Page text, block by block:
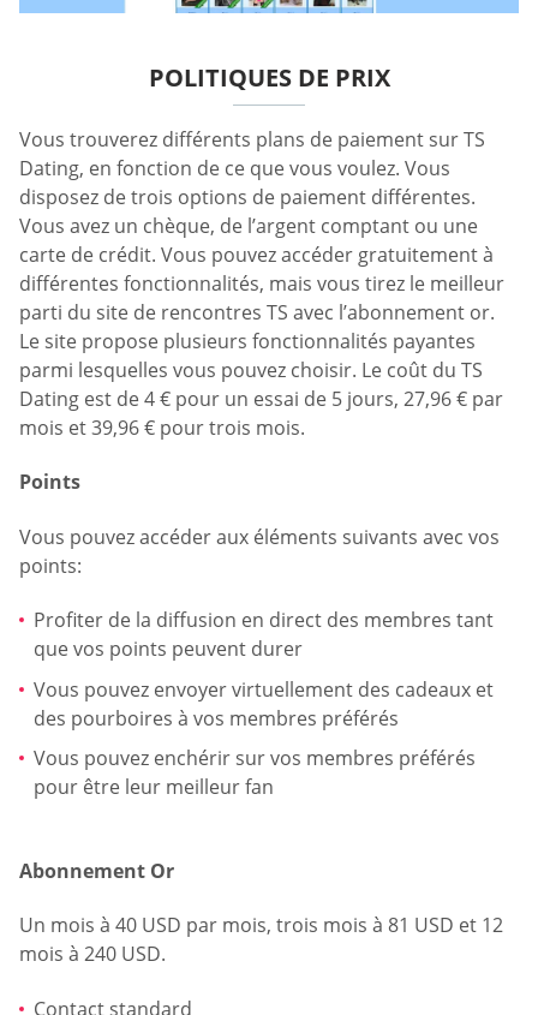
POLITIQUES DE PRIX
Vous trouverez différents plans de paiement sur TS
Dating, en fonction de ce que vous voulez. Vous
disposez de trois options de paiement différentes.
Vous avez un chèque, de l’argent comptant ou une
carte de crédit. Vous pouvez accéder gratuitement à
différentes fonctionnalités, mais vous tirez le meilleur
parti du site de rencontres TS avec l’abonnement or.
Le site propose plusieurs fonctionnalités payantes
parmi lesquelles vous pouvez choisir. Le coût du TS
Dating est de 4 € pour un essai de 5 jours, 27,96 € par
mois et 39,96 € pour trois mois.
Points
Vous pouvez accéder aux éléments suivants avec vos
points:
Profiter de la diffusion en direct des membres tant
que vos points peuvent durer
Vous pouvez envoyer virtuellement des cadeaux et
des pourboires à vos membres préférés
Vous pouvez enchérir sur vos membres préférés
pour être leur meilleur fan
Abonnement Or
Un mois à 40 USD par mois, trois mois à 81 USD et 12
mois à 240 USD.
Contact standard